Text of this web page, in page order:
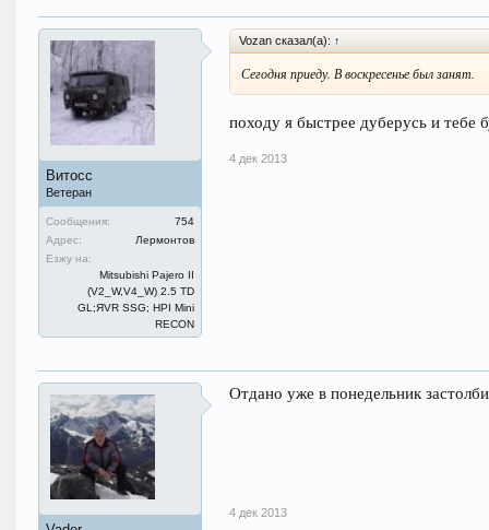
Витосс
Ветеран
Сообщения:
754
Адрес:
Лермонтов
Езжу на:
Mitsubishi Pajero II
(V2_W,V4_W) 2.5 TD
GL;ЯVR SSG; HPI Mini
RECON
Vozan сказал(а): ↑
Сегодня приеду. В воскресенье был занят.
походу я быстрее дуберусь и тебе
4 дек 2013
Отдано уже в понедельник
4 дек 2013